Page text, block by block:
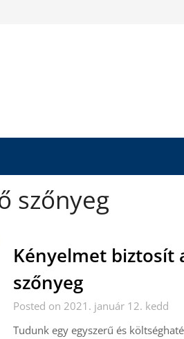
szőnyeg
Kényelmet biztosít
szőnyeg
Posted on 2021. január 12. kedd
Tudunk egy egyszerű és